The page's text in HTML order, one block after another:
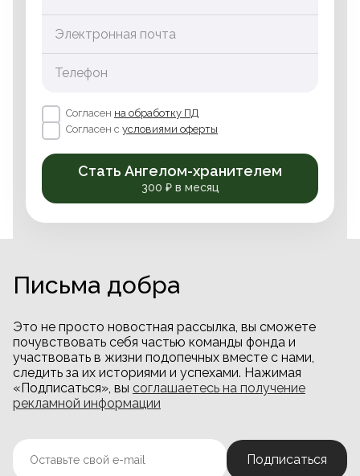
Электронная почта
Телефон
Согласен на обработку ПД
Согласен с условиями оферты
Стать Ангелом-хранителем
300 ₽ в месяц
Письма добра
Это не просто новостная рассылка, вы сможете
почувствовать себя частью команды фонда и
участвовать в жизни подопечных вместе с нами,
следить за их историями и успехами. Нажимая
«Подписаться», вы соглашаетесь на получение
рекламной информации